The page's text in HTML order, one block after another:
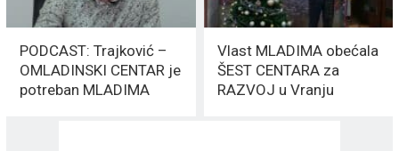
PODCAST: Trajković –
OMLADINSKI CENTAR je
potreban MLADIMA
Vlast MLADIMA obećala
ŠEST CENTARA za
RAZVOJ u Vranju